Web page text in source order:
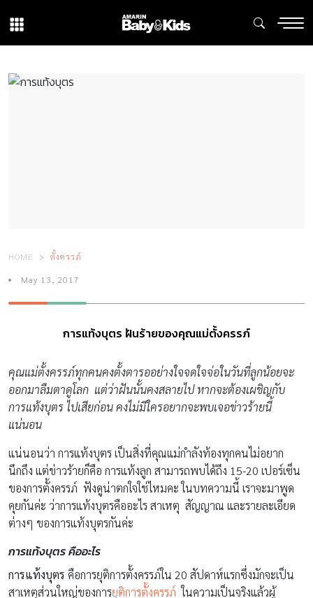
HOME ตั้งครรภ์
May 13, 2017
การแท้งบุตร ฝันร้ายของคุณแม่ตั้งครรภ์
คุณแม่ตั้งครรภ์ทุกคนคงตั้งตารออย่างใจจดใจจ่อในวันที่ลูกน้อยจะ
ออกมาลืมตาดูโลก แต่ว่าฝันนั้นคงสลายไป หากจะต้องเผชิญกับ
การแท้งบุตร ไปเสียก่อน คงไม่มีใครอยากจะพบเจอข่าวร้ายนี้
แน่นอน
แน่นอนว่า การแท้งบุตร เป็นสิ่งที่คุณแม่กำลังท้องทุกคนไม่อยาก
นึกถึง แต่ข่าวร้ายก็คือ การแท้งลูก สามารถพบได้ถึง 15-20 เปอร์เซ็น
ของการตั้งครรภ์ ฟังดูน่าตกใจใช่ไหมคะ ในบทความนี้ เราจะมาพูด
คุยกันค่ะ ว่าการแท้งบุตรคืออะไร สาเหตุ สัญญาณ และรายละเอียด
ต่างๆ ของการแท้งบุตรกันค่ะ
การแท้งบุตร คืออะไร
การแท้งบุตร คือการยุติการตั้งครรภ์ใน 20 สัปดาห์แรกซึ่งมักจะเป็น
สาเหตุส่วนใหญ่ของการยุติการตั้งครรภ์ ในความเป็นจริงแล้วผู้